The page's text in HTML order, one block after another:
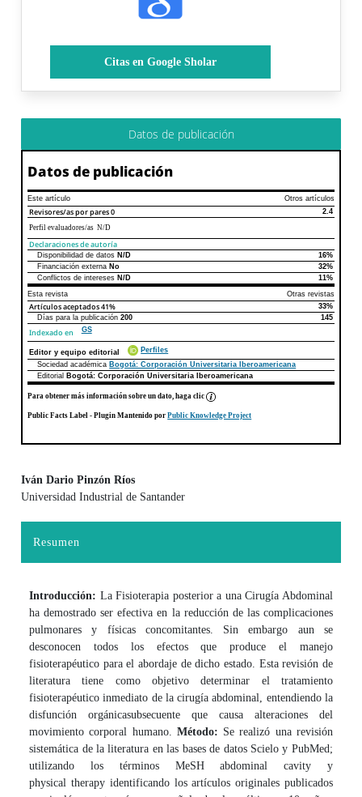
Citas en Google Sholar
Datos de publicación
Datos de publicación
Este artículo Otros artículos
Revisores/as por pares0
2.4
Perfil evaluadores/as N/D
Declaraciones de autoría
Declaraciones de autoríaEste artículo
Disponibilidad de datos N/D
16%
Financiación externa No
32%
Conflictos de intereses N/D
11%
Esta revista
Otras revistas
Artículos aceptados41%
33%
Días para la publicación200 145
Indexado en GS
Editor y equipo editorial
Perfiles
Sociedad académica Bogotá: Corporación Universitaria Iberoamericana
Editorial
Bogotá: Corporación Universitaria Iberoamericana
Para obtener más información sobre un dato, haga clic
Public Facts Label - Plugin Mantenido porPublic Knowledge Project
Iván Dario Pinzón Ríos
Universidad Industrial de Santander
Resumen
Introducción: La Fisioterapia posterior a una Cirugía Abdominal
ha demostrado ser efectiva en la reducción de las complicaciones
pulmonares y físicas concomitantes. Sin embargo aun se
desconocen todos los efectos que produce el manejo
fisioterapéutico para el abordaje de dicho estado. Esta revisión de
literatura tiene como objetivo determinar el tratamiento
fisioterapéutico inmediato de la cirugía abdominal, entendiendo la
disfunción orgánicasubsecuente que causa alteraciones del
movimiento corporal humano. Método: Se realizó una revisión
sistemática de la literatura en las bases de datos Scielo y PubMed;
utilizando los términos MeSH abdominal cavity y
physical therapy identificando los artículos originales publicados